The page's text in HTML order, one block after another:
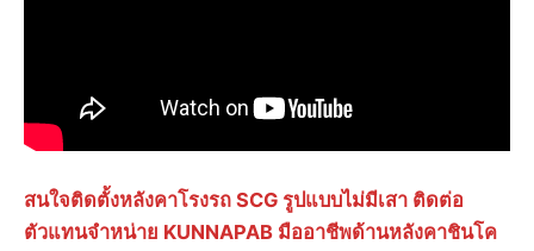
สนใจติดตั้งหลังคาโรงรถ SCG รูปแบบไม่มีเสา ติดต่อ
ตัวแทนจำหน่าย KUNNAPAB มืออาชีพด้านหลังคาชินโค